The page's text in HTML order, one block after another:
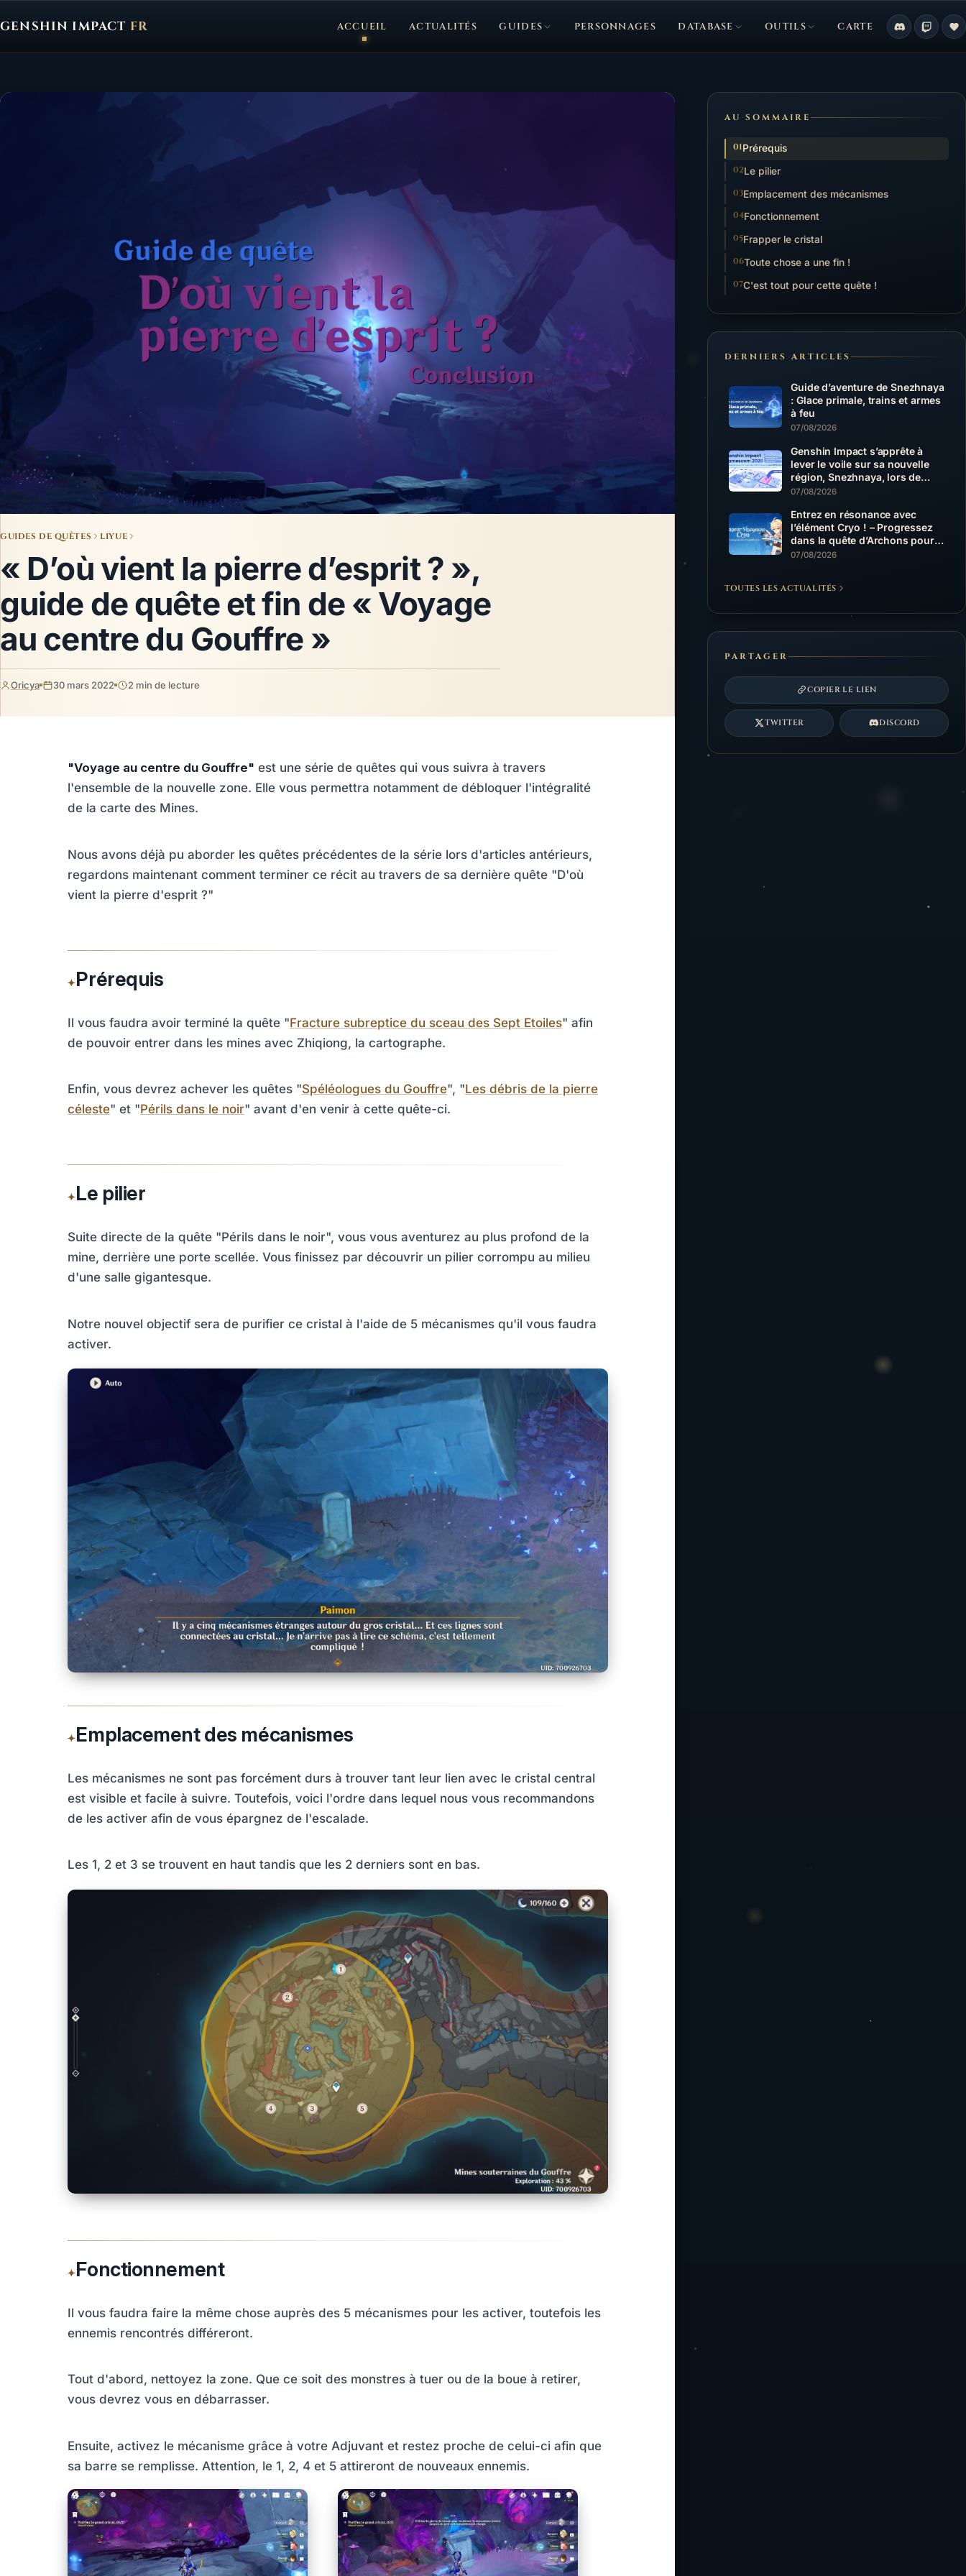
GENSHIN IMPACT FR
Genshin Impact FR, retour à l'accueil
ACCUEIL ACTUALITÉS GUIDES PERSONNAGES DATABASE OUTILS CARTE
GUIDES DE QUÊTES LIYUE
« D’où vient la pierre d’esprit ? »,
guide de quête et fin de « Voyage
au centre du Gouffre »
Oricya 30 mars 2022 2 min de lecture
"Voyage au centre du Gouffre" est une série de quêtes qui vous suivra à travers
l'ensemble de la nouvelle zone. Elle vous permettra notamment de débloquer l'intégralité
de la carte des Mines.
Nous avons déjà pu aborder les quêtes précédentes de la série lors d'articles antérieurs,
regardons maintenant comment terminer ce récit au travers de sa dernière quête "D'où
vient la pierre d'esprit ?"
Prérequis
Il vous faudra avoir terminé la quête "Fracture subreptice du sceau des Sept Etoiles" afin
de pouvoir entrer dans les mines avec Zhiqiong, la cartographe.
Enfin, vous devrez achever les quêtes "Spéléologues du Gouffre", "Les débris de la pierre
céleste" et "Périls dans le noir" avant d'en venir à cette quête-ci.
Le pilier
Suite directe de la quête "Périls dans le noir", vous vous aventurez au plus profond de la
mine, derrière une porte scellée. Vous finissez par découvrir un pilier corrompu au milieu
d'une salle gigantesque.
Notre nouvel objectif sera de purifier ce cristal à l'aide de 5 mécanismes qu'il vous faudra
activer.
Emplacement des mécanismes
Les mécanismes ne sont pas forcément durs à trouver tant leur lien avec le cristal central
est visible et facile à suivre. Toutefois, voici l'ordre dans lequel nous vous recommandons
de les activer afin de vous épargnez de l'escalade.
Les 1, 2 et 3 se trouvent en haut tandis que les 2 derniers sont en bas.
Fonctionnement
Il vous faudra faire la même chose auprès des 5 mécanismes pour les activer, toutefois les
ennemis rencontrés différeront.
Tout d'abord, nettoyez la zone. Que ce soit des monstres à tuer ou de la boue à retirer,
vous devrez vous en débarrasser.
Ensuite, activez le mécanisme grâce à votre Adjuvant et restez proche de celui-ci afin que
sa barre se remplisse. Attention, le 1, 2, 4 et 5 attireront de nouveaux ennemis.
AU SOMMAIRE
Prérequis
Le pilier
Emplacement des mécanismes
Fonctionnement
Frapper le cristal
Toute chose a une fin !
C'est tout pour cette quête !
DERNIERS ARTICLES
Guide d’aventure de Snezhnaya
: Glace primale, trains et armes
à feu
07/08/2026
Genshin Impact s’apprête à
lever le voile sur sa nouvelle
région, Snezhnaya, lors de
gamescom à Cologne du 26 au
07/08/2026
Entrez en résonance avec
l’élément Cryo ! – Progressez
dans la quête d’Archons pour
obtenir une arme 5 étoiles
07/08/2026
TOUTES LES ACTUALITÉS
PARTAGER
COPIER LE LIEN
TWITTER DISCORD